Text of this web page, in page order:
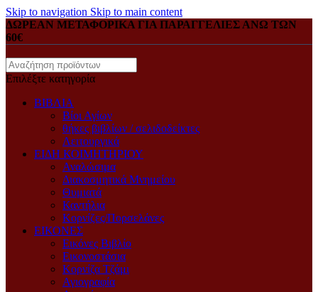
Skip to navigation Skip to main content
ΔΩΡΕΑΝ ΜΕΤΑΦΟΡΙΚΑ ΓΙΑ ΠΑΡΑΓΓΕΛΙΕΣ ΑΝΩ ΤΩΝ
60€
Επιλέξτε κατηγορία
ΒΙΒΛΙΑ
Βίοι Αγίων
θήκες βιβλίων / σελιδοδείκτες
Λειτουργικά
ΕΙΔΗ ΚΟΙΜΗΤΗΡΙΟΥ
Αναλώσιμα
Διακοσμητικά Μνημείου
Θυμιατά
Καντήλια
Κορνίζες/Πορσελάνες
ΕΙΚΟΝΕΣ
Eικόνες Bιβλίο
Eικονοστάσια
Kορνίζα Tζάμι
Αγιογραφία